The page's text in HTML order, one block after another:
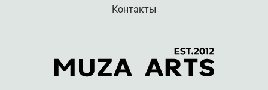
Контакты